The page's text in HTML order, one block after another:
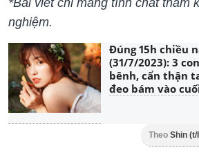
nghiệm.
Đúng 15h chiều
(31/7/2023): 3
bênh, cẩn thận
đeo bám vào
Theo Shin